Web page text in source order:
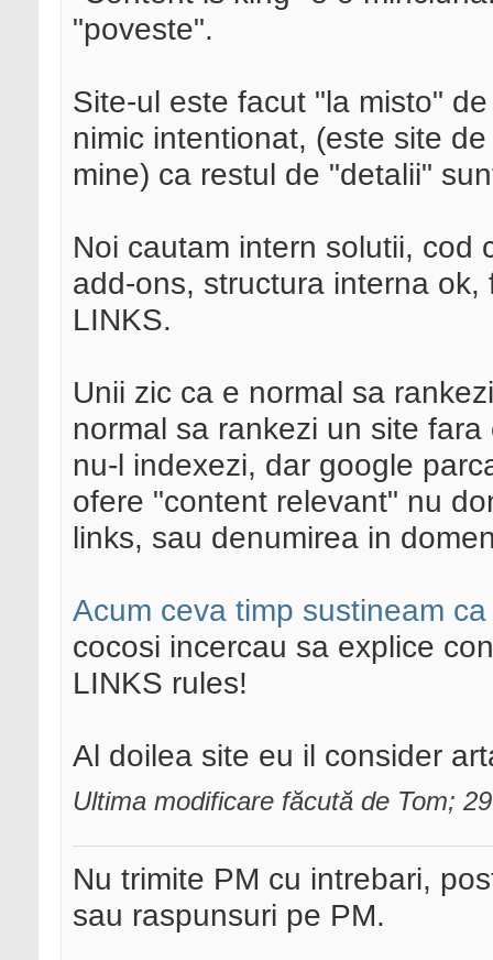
"poveste".
Site-ul este facut "la misto"
nimic intentionat, (este site
mine) ca restul de "detalii"
Noi cautam intern solutii, cod
add-ons, structura interna
LINKS.
Unii zic ca e normal sa
normal sa rankezi un site
nu-l indexezi, dar google
ofere "content relevant" nu
links, sau denumirea in
Acum ceva timp sustineam
cocosi incercau sa explice
LINKS rules!
Al doilea site eu il consider
Ultima modificare făcută de Tom;
Nu trimite PM cu intrebari,
sau raspunsuri pe PM.